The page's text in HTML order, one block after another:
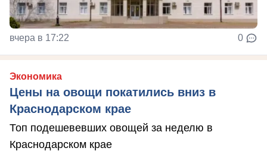
вчера в 17:22 0
Экономика
Цены на овощи покатились вниз в
Краснодарском крае
Топ подешевевших овощей за неделю в
Краснодарском крае